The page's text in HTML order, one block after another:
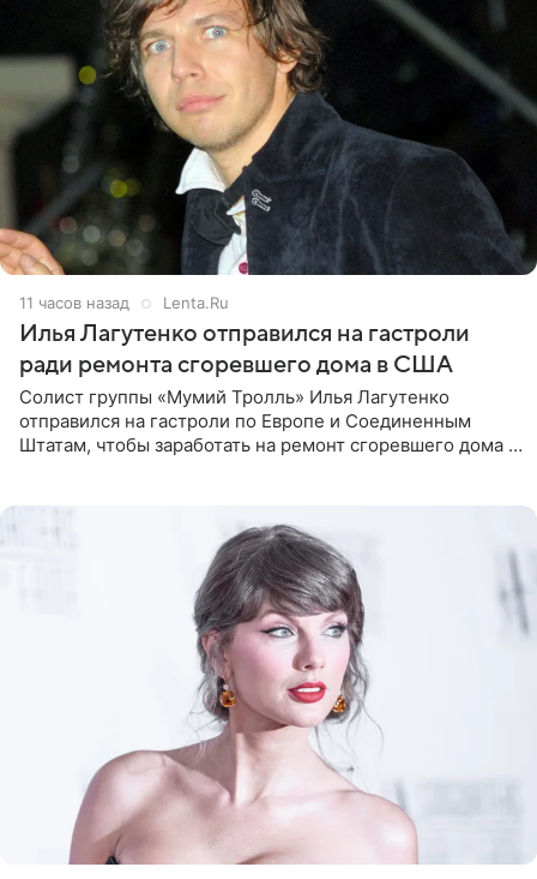
11 часов назад Lenta.Ru
Илья Лагутенко отправился на гастроли
ради ремонта сгоревшего дома в США
Солист группы «Мумий Тролль» Илья Лагутенко
отправился на гастроли по Европе и Соединенным
Штатам, чтобы заработать на ремонт сгоревшего дома в